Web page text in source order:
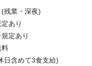
残業・深夜)
あり
定あり
料
日含めて3食支給)